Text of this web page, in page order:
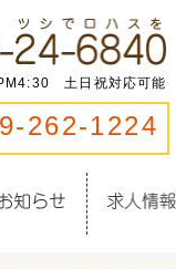
土日祝対応可能
262-1224